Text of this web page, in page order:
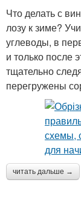
Что делать с
лозу к зиме?
углеводы, в
и только после
тщательно
перегружены
читать дальше →